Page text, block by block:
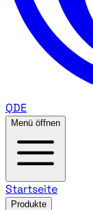
QDE
Menü öffnen
Startseite
Produkte